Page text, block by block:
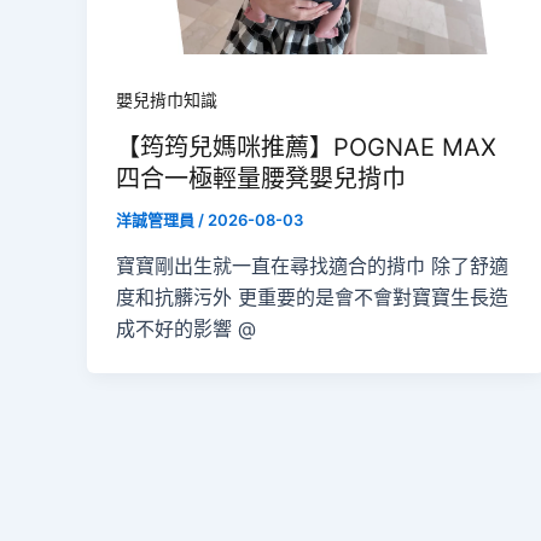
嬰兒揹巾知識
【筠筠兒媽咪推薦】POGNAE MAX
四合一極輕量腰凳嬰兒揹巾
洋誠管理員 / 2026-08-03
寶寶剛出生就一直在尋找適合的揹巾 除了舒適
度和抗髒污外 更重要的是會不會對寶寶生長造
成不好的影響 @